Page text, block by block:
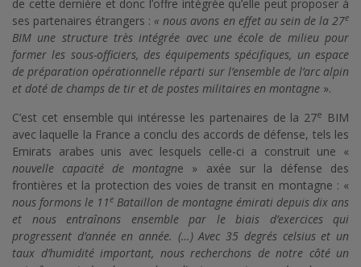
de cette dernière et donc l’offre intégrée qu’elle peut proposer à
ses partenaires étrangers : « nous avons en effet au sein de la 27e
BIM une structure très intégrée avec une école de milieu pour
former les sous-officiers, des équipements spécifiques, un espace
de préparation opérationnelle réparti sur l’ensemble de l’arc alpin
et doté de champs de tir et de postes militaires en montagne ».
C’est cet ensemble qui intéresse les partenaires de la 27e
BIM
avec laquelle la France a conclu des accords de défense, tels les
Emirats arabes unis avec lesquels celle-ci a construit une «
nouvelle capacité de montagne » axée sur la défense des
frontières et la protection des voies de transit en montagne : «
nous formons le 11e Bataillon de montagne émirati depuis dix ans
et nous entraînons ensemble par le biais d’exercices qui
progressent d’année en année. (…) Avec 35 degrés celsius et un
taux d’humidité important, nous recherchons de notre côté un